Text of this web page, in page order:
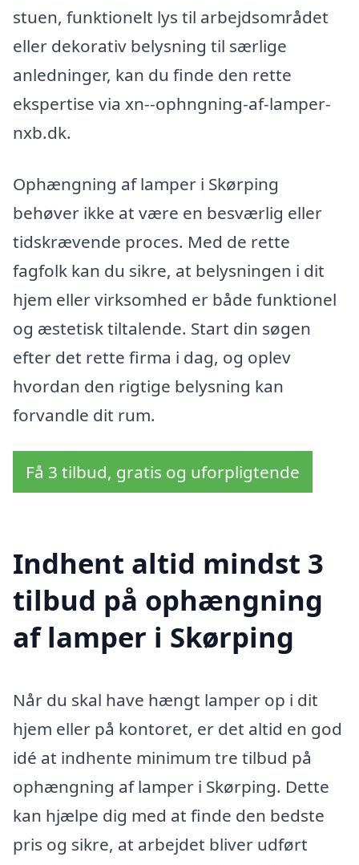
stuen, funktionelt lys til arbejdsområdet
eller dekorativ belysning til særlige
anledninger, kan du finde den rette
ekspertise via xn--ophngning-af-lamper-
nxb.dk.
Ophængning af lamper i Skørping
behøver ikke at være en besværlig eller
tidskrævende proces. Med de rette
fagfolk kan du sikre, at belysningen i dit
hjem eller virksomhed er både funktionel
og æstetisk tiltalende. Start din søgen
efter det rette firma i dag, og oplev
hvordan den rigtige belysning kan
forvandle dit rum.
Få 3 tilbud, gratis og uforpligtende
Indhent altid mindst 3
tilbud på ophængning
af lamper i Skørping
Når du skal have hængt lamper op i dit
hjem eller på kontoret, er det altid en god
idé at indhente minimum tre tilbud på
ophængning af lamper i Skørping. Dette
kan hjælpe dig med at finde den bedste
pris og sikre, at arbejdet bliver udført